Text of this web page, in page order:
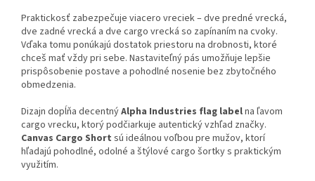
Praktickosť zabezpečuje viacero vreciek – dve predné vrecká,
dve zadné vrecká a dve cargo vrecká so zapínaním na cvoky.
Vďaka tomu ponúkajú dostatok priestoru na drobnosti, ktoré
chceš mať vždy pri sebe. Nastaviteľný pás umožňuje lepšie
prispôsobenie postave a pohodlné nosenie bez zbytočného
obmedzenia.
Dizajn dopĺňa decentnýAlpha Industries flag labelna ľavom
cargo vrecku, ktorý podčiarkuje autentický vzhľad značky.
Canvas Cargo Short sú ideálnou voľbou pre mužov, ktorí
hľadajú pohodlné, odolné a štýlové cargo šortky s praktickým
využitím.